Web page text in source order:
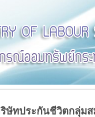
ษัทประกันชีวิตกลุ่ม